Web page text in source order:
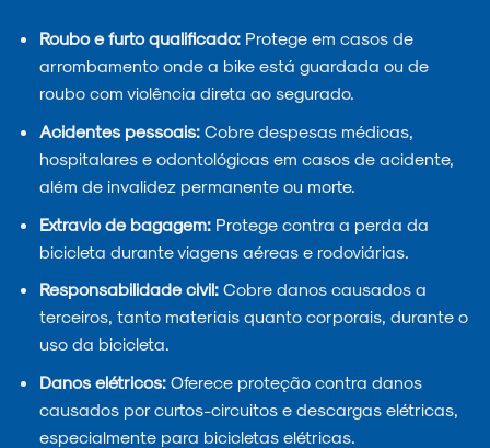
Roubo e furto qualificado:Protege em casos de
arrombamento onde a bike está guardada ou de
roubo com violência direta ao segurado.
Acidentes pessoais:Cobre despesas médicas,
hospitalares e odontológicas em casos de acidente,
além de invalidez permanente ou morte.
Extravio de bagagem:Protege contra a perda da
bicicleta durante viagens aéreas e rodoviárias.
Responsabilidade civil:Cobre danos causados a
terceiros, tanto materiais quanto corporais, durante o
uso da bicicleta.
Danos elétricos:Oferece proteção contra danos
causados por curtos-circuitos e descargas elétricas,
especialmente para bicicletas elétricas.